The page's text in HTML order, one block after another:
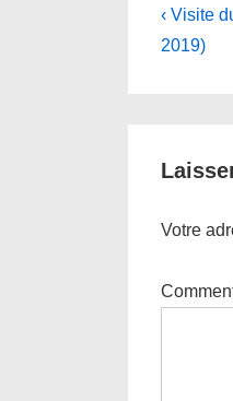
de
Previous
Post
‹ Visite
2019)
Votre